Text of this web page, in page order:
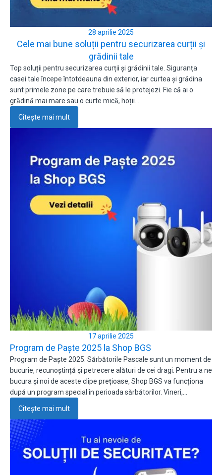
28 aprilie 2025
Cele mai bune soluții pentru securizarea curții și
grădinii tale
Top soluții pentru securizarea curții și grădinii tale. Siguranța
casei tale începe întotdeauna din exterior, iar curtea și grădina
sunt primele zone pe care trebuie să le protejezi. Fie că ai o
grădină mai mare sau o curte mică, hoții…
Citește mai mult
17 aprilie 2025
Program de Paște 2025 la Shop BGS
Program de Paște 2025. Sărbătorile Pascale sunt un moment de
bucurie, recunoștință și petrecere alături de cei dragi. Pentru a ne
bucura și noi de aceste clipe prețioase, Shop BGS va funcționa
după un program special în perioada sărbătorilor. Vineri,…
Citește mai mult